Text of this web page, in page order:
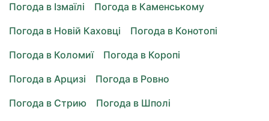
Погода в Ізмаїлі
Погода в Каменському
Погода в Новій Каховці
Погода в Конотопі
Погода в Коломиї
Погода в Коропі
Погода в Арцизі
Погода в Ровно
Погода в Стрию
Погода в Шполі